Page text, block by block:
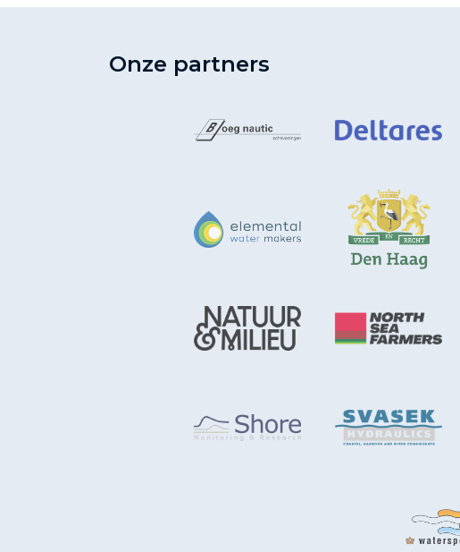
Onze partners